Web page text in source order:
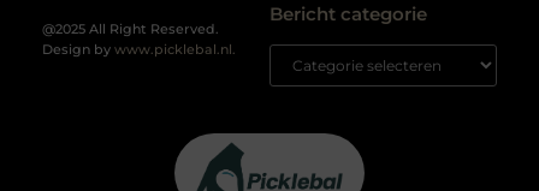
@2025 All Right Reserved.
Design by www.picklebal.nl.
Bericht categorie